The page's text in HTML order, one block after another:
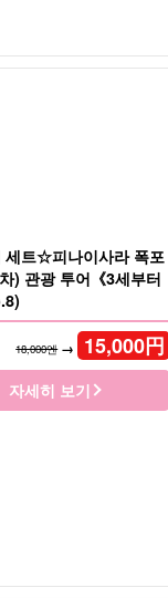
세트☆피나이사라 폭포
) 관광 투어《3세부터
18,000엔→ 15,000円
자세히 보기